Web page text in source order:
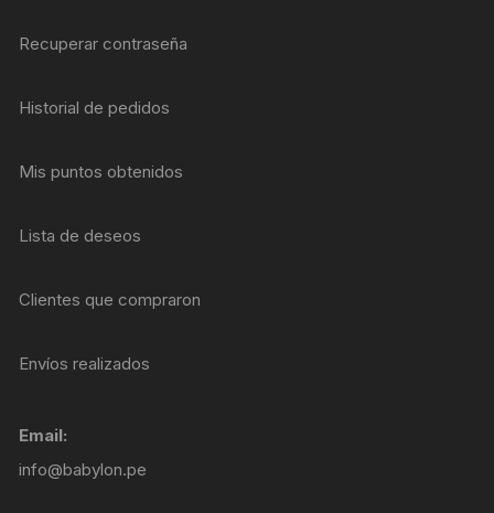
Recuperar contraseña
Historial de pedidos
Mis puntos obtenidos
Lista de deseos
Clientes que compraron
Envíos realizados
Email:
info@babylon.pe